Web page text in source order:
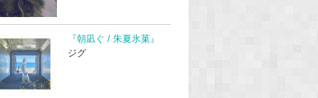
『朝凪ぐ / 朱夏氷菓』
ジグ